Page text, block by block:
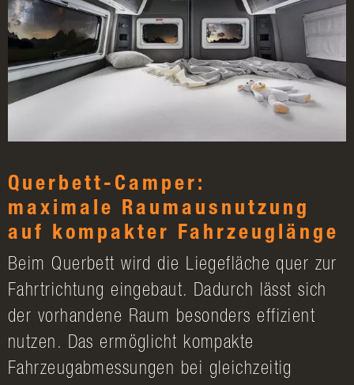
Querbett-Camper:
maximale Raumausnutzung
auf kompakter Fahrzeuglänge
Beim Querbett wird die Liegefläche quer zur
Fahrtrichtung eingebaut. Dadurch lässt sich
der vorhandene Raum besonders effizient
nutzen. Das ermöglicht kompakte
Fahrzeugabmessungen bei gleichzeitig